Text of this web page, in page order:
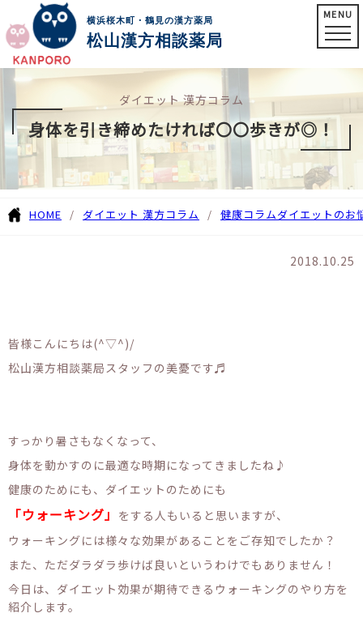
横浜桜木町・鶴見の漢方薬局
松山漢方相談薬局
MENU
ダイエット 漢方コラム
身体を引き締めたければ〇〇歩きが◎！
HOME ダイエット 漢方コラム 健康コラムダイエットのお
2018.10.25
皆様こんにちは(^▽^)/
松山漢方相談薬局スタッフの美憂です♬
すっかり暑さもなくなって、
身体を動かすのに最適な時期になってきましたね♪
健康のためにも、ダイエットのためにも
「ウォーキング」 をする人もいると思いますが、
ウォーキングには様々な効果があることをご存知でしたか？
また、ただダラダラ歩けば良いというわけでもありません！
今日は、ダイエット効果が期待できるウォーキングのやり方を
紹介します。